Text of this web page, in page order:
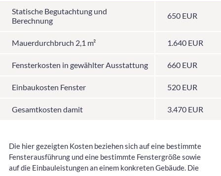
Statische Begutachtung und
Berechnung
650 EUR
Mauerdurchbruch 2,1 m² 1.640 EUR
Fensterkosten in gewählter Ausstattung 660 EUR
Einbaukosten Fenster 520 EUR
Gesamtkosten damit 3.470 EUR
Die hier gezeigten Kosten beziehen sich auf eine bestimmte
Fensterausführung und eine bestimmte Fenstergröße sowie
auf die Einbauleistungen an einem konkreten Gebäude. Die